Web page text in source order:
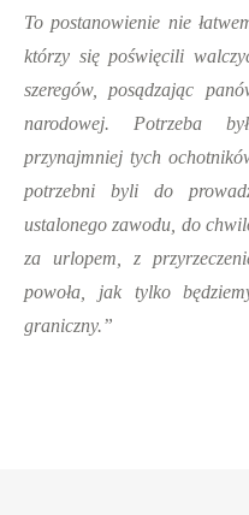
To postanowienie nie
którzy się poświęcili
szeregów, posądzając
narodowej. Potrzeba
przynajmniej tych
potrzebni byli do
ustalonego zawodu, do
za urlopem, z
powoła, jak tylko
graniczny.”